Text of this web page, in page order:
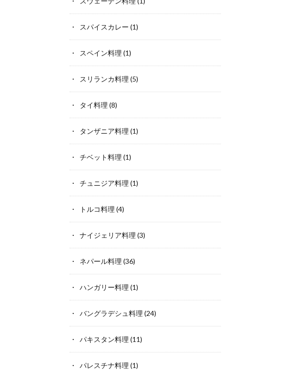
スパイスカレー (1)
スペイン料理 (1)
スリランカ料理 (5)
タイ料理 (8)
タンザニア料理 (1)
チベット料理 (1)
チュニジア料理 (1)
トルコ料理 (4)
ナイジェリア料理 (3)
ネパール料理 (36)
ハンガリー料理 (1)
バングラデシュ料理 (24)
パキスタン料理 (11)
パレスチナ料理 (1)